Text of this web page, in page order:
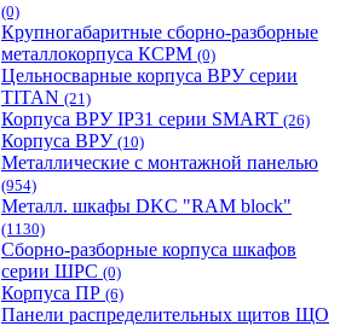
(0)
Крупногабаритные сборно-разборные
металлокорпуса КСРМ (0)
Цельносварные корпуса ВРУ серии
TITAN (21)
Корпуса ВРУ IP31 серии SMART (26)
Корпуса ВРУ (10)
Металлические с монтажной панелью
(954)
Металл. шкафы DKC "RAM block"
(1130)
Сборно-разборные корпуса шкафов
серии ШРС (0)
Корпуса ПР (6)
Панели распределительных щитов ЩО